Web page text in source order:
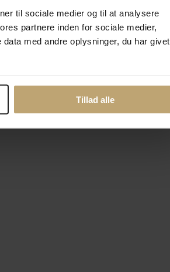
til sociale medier og til at analysere
partnere inden for sociale medier,
med andre oplysninger, du har givet
Tillad alle
Sikker Og Tryg E-Handel
cookie-indstillinger